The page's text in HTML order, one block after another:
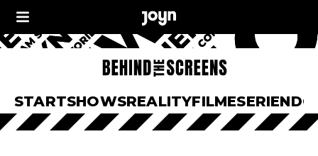
STARTSHOWSREALITYFILMESERIEN